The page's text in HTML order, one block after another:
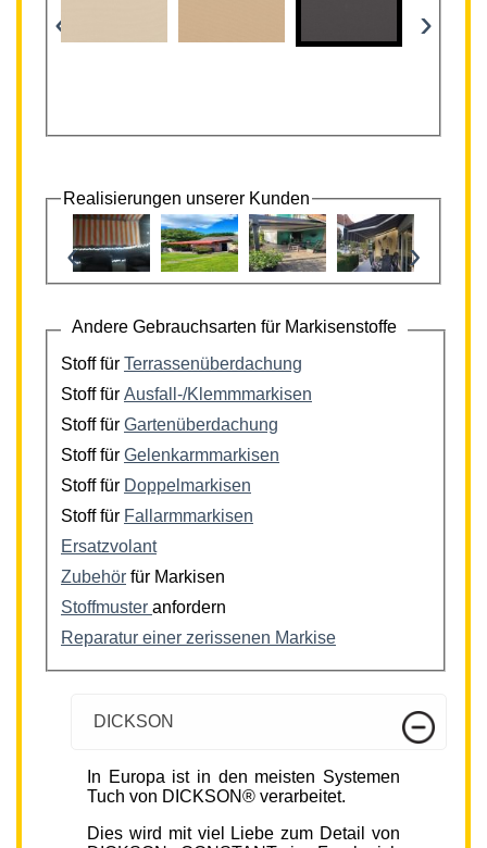
‹ ›
Realisierungen unserer Kunden
‹ ›
Andere Gebrauchsarten für Markisenstoffe
Stoff für Terrassenüberdachung
Stoff für Ausfall-/Klemmmarkisen
Stoff für Gartenüberdachung
Stoff für Gelenkarmmarkisen
Stoff für Doppelmarkisen
Stoff für Fallarmmarkisen
Ersatzvolant
Zubehör für Markisen
Stoffmuster anfordern
Reparatur einer zerissenen Markise
DICKSON
In Europa ist in den meisten Systemen
Tuch von DICKSON® verarbeitet.
Dies wird mit viel Liebe zum Detail von